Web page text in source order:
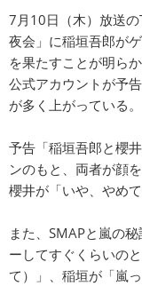
7月10日（木）放送
夜会」に稲垣吾郎が
を果たすことが明ら
公式アカウントが予
が多く上がっている。
予告「稲垣吾郎と櫻
ンのもと、両者が顔
櫻井が「いや、やめ
また、SMAPと嵐の
ーしてすぐくらいの
て）」、稲垣が「嵐